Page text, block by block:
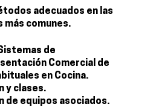
adecuados en las
más comunes.
de
Comercial de
en Cocina.
y clases.
de equipos asociados.